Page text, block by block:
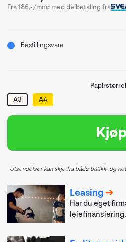
Fra 186,-/mnd med delbetaling fra
Bestillingsvare
A3
A4
Kjøp
Utsendelser kan skje fra både butikk- og
Leasing
Har du eget
leiefinansiering.